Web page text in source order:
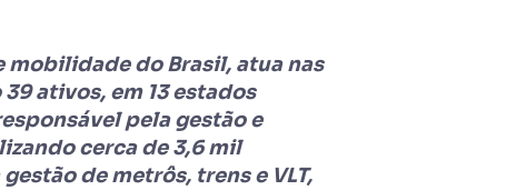
do Brasil, atua nas
ativos, em 13 estados
pela gestão e
cerca de 3,6 mil
de metrôs, trens e VLT,